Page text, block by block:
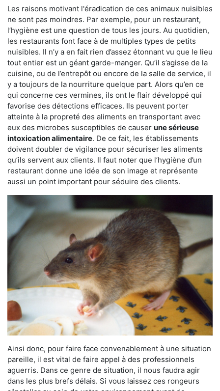
Les raisons motivant l'éradication de ces animaux nuisibles
ne sont pas moindres. Par exemple, pour un restaurant,
l’hygiène est une question de tous les jours. Au quotidien,
les restaurants font face à de multiples types de petits
nuisibles. Il n’y a en fait rien d’assez étonnant vu que le lieu
tout entier est un géant garde-manger. Qu’il s’agisse de la
cuisine, ou de l’entrepôt ou encore de la salle de service, il
y a toujours de la nourriture quelque part. Alors qu’en ce
qui concerne ces vermines, ils ont le flair développé qui
favorise des détections efficaces. Ils peuvent porter
atteinte à la propreté des aliments en transportant avec
eux des microbes susceptibles de causer une sérieuse
intoxication alimentaire. De ce fait, les établissements
doivent doubler de vigilance pour sécuriser les aliments
qu’ils servent aux clients. Il faut noter que l’hygiène d’un
restaurant donne une idée de son image et représente
aussi un point important pour séduire des clients.
Ainsi donc, pour faire face convenablement à une situation
pareille, il est vital de faire appel à des professionnels
aguerris. Dans ce genre de situation, il nous faudra agir
dans les plus brefs délais. Si vous laissez ces rongeurs